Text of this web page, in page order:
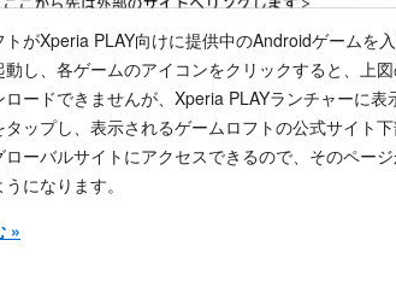
がXperia PLAY向けに提供中のAndroidゲームを
動し、各ゲームのアイコンをクリックすると、上
ードできませんが、Xperia PLAYランチャーに表
タップし、表示されるゲームロフトの公式サイト
ローバルサイトにアクセスできるので、そのペー
になります。
»